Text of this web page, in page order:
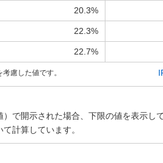
20.3%
22.3%
22.7%
慮した値です。
で開示された場合、下限の値を表示して
計算しています。